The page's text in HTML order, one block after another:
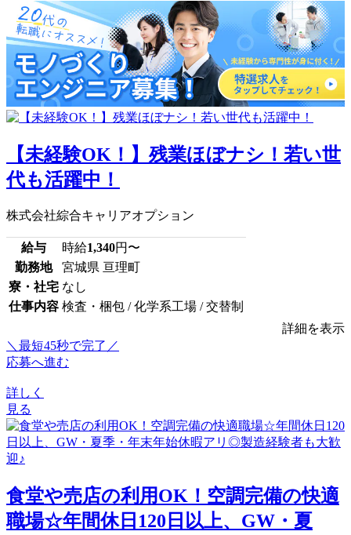
【未経験OK！】残業ほぼナシ！若い世
代も活躍中！
株式会社綜合キャリアオプション
給与 時給1,340円〜
勤務地
宮城県 亘理町
寮・社宅 なし
仕事内容 検査・梱包 / 化学系工場 / 交替制
詳細を表示
＼最短45秒で完了／
応募へ進む
詳しく
見る
食堂や売店の利用OK！空調完備の快適
職場☆年間休日120日以上、GW・夏